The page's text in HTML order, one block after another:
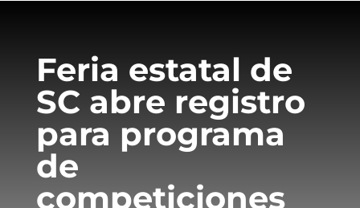
Feria estatal de
SC abre registro
para programa
de
competiciones